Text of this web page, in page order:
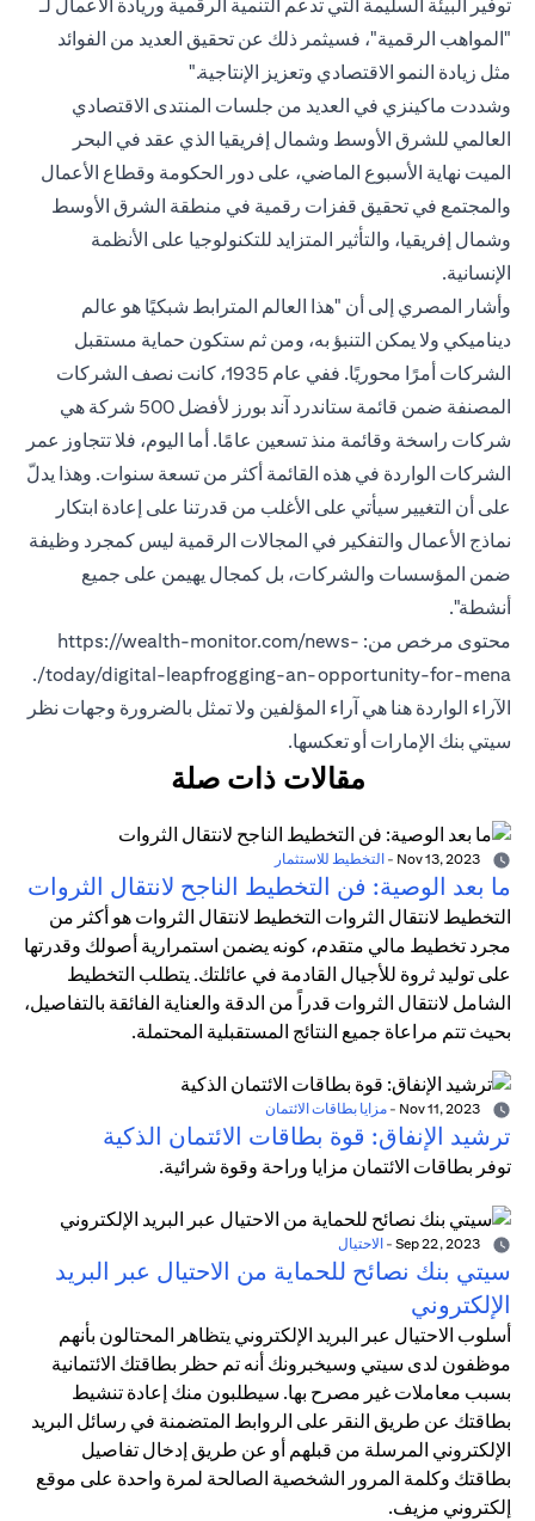
توفير البيئة السليمة التي تدعم التنمية الرقمية وريادة الاعمال لـ
"المواهب الرقمية"، فسيثمر ذلك عن تحقيق العديد من الفوائد
مثل زيادة النمو الاقتصادي وتعزيز الإنتاجية."
وشددت ماكينزي في العديد من جلسات المنتدى الاقتصادي
العالمي للشرق الأوسط وشمال إفريقيا الذي عقد في البحر
الميت نهاية الأسبوع الماضي، على دور الحكومة وقطاع الأعمال
والمجتمع في تحقيق قفزات رقمية في منطقة الشرق الأوسط
وشمال إفريقيا، والتأثير المتزايد للتكنولوجيا على الأنظمة
الإنسانية.
وأشار المصري إلى أن "هذا العالم المترابط شبكيًا هو عالم
ديناميكي ولا يمكن التنبؤ به، ومن ثم ستكون حماية مستقبل
الشركات أمرًا محوريًا. ففي عام 1935، كانت نصف الشركات
المصنفة ضمن قائمة ستاندرد آند بورز لأفضل 500 شركة هي
شركات راسخة وقائمة منذ تسعين عامًا. أما اليوم، فلا تتجاوز عمر
الشركات الواردة في هذه القائمة أكثر من تسعة سنوات. وهذا يدلّ
على أن التغيير سيأتي على الأغلب من قدرتنا على إعادة ابتكار
نماذج الأعمال والتفكير في المجالات الرقمية ليس كمجرد وظيفة
ضمن المؤسسات والشركات، بل كمجال يهيمن على جميع
أنشطة".
محتوى مرخص من: https://wealth-monitor.com/news-
today/digital-leapfrogging-an-opportunity-for-mena/.
الآراء الواردة هنا هي آراء المؤلفين ولا تمثل بالضرورة وجهات نظر
سيتي بنك الإمارات أو تعكسها.
مقالات ذات صلة
- التخطيط للاستثمار
ما بعد الوصية: فن التخطيط الناجح لانتقال الثروات
التخطيط لانتقال الثروات التخطيط لانتقال الثروات هو أكثر من
مجرد تخطيط مالي متقدم، كونه يضمن استمرارية أصولك وقدرتها
على توليد ثروة للأجيال القادمة في عائلتك. يتطلب التخطيط
الشامل لانتقال الثروات قدراً من الدقة والعناية الفائقة بالتفاصيل،
بحيث تتم مراعاة جميع النتائج المستقبلية المحتملة.
- مزايا بطاقات الائتمان
ترشيد الإنفاق: قوة بطاقات الائتمان الذكية
توفر بطاقات الائتمان مزايا وراحة وقوة شرائية.
- الاحتيال
سيتي بنك نصائح للحماية من الاحتيال عبر البريد
الإلكتروني
أسلوب الاحتيال عبر البريد الإلكتروني يتظاهر المحتالون بأنهم
موظفون لدى سيتي وسيخبرونك أنه تم حظر بطاقتك الائتمانية
بسبب معاملات غير مصرح بها. سيطلبون منك إعادة تنشيط
بطاقتك عن طريق النقر على الروابط المتضمنة في رسائل البريد
الإلكتروني المرسلة من قبلهم أو عن طريق إدخال تفاصيل
بطاقتك وكلمة المرور الشخصية الصالحة لمرة واحدة على موقع
إلكتروني مزيف.